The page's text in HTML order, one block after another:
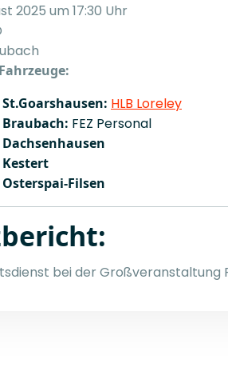
2025 um 17:30 Uhr
HLB Loreley
FEZ Personal
Filsen
bei der Großveranstaltung